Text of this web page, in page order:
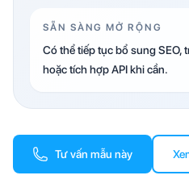
SẴN SÀNG MỞ RỘNG
Có thể tiếp tục bổ sung SEO,
hoặc tích hợp API khi cần.
Tư vấn mẫu này